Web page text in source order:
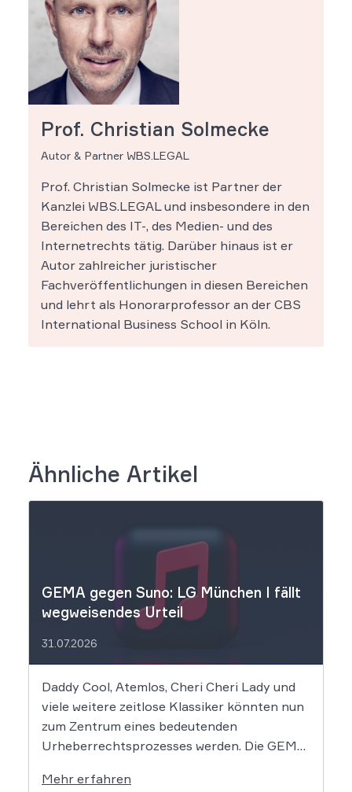
Prof. Christian Solmecke
Autor & Partner WBS.LEGAL
Prof. Christian Solmecke ist Partner der
Kanzlei WBS.LEGAL und insbesondere in den
Bereichen des IT-, des Medien- und des
Internetrechts tätig. Darüber hinaus ist er
Autor zahlreicher juristischer
Fachveröffentlichungen in diesen Bereichen
und lehrt als Honorarprofessor an der CBS
International Business School in Köln.
Ähnliche Artikel
GEMA gegen Suno: LG München I fällt
wegweisendes Urteil
31.07.2026
Daddy Cool, Atemlos, Cheri Cheri Lady und
viele weitere zeitlose Klassiker könnten nun
zum Zentrum eines bedeutenden
Urheberrechtsprozesses werden. Die GEMA
will die Rechte ihrer Mitglieder verteidigen.
Mehr erfahren